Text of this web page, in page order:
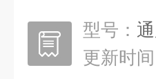
型号：
更新时间